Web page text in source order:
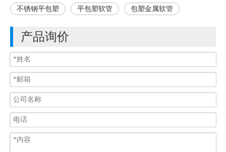
不锈钢平包塑 平包塑软管 包塑金属软管
产品询价